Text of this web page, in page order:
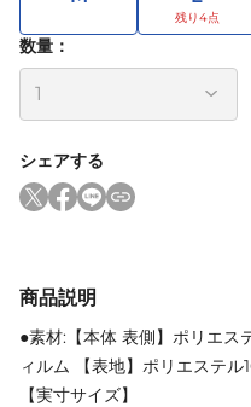
数量：
シェアする
商品説明
●素材:【本体 表側】ポリエス
ィルム 【表地】ポリエステル
【実寸サイズ】